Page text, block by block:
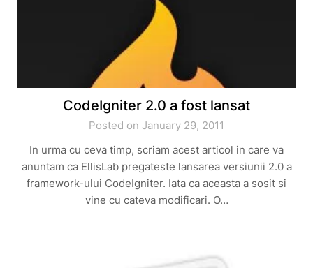
CodeIgniter 2.0 a fost lansat
Posted on January 29, 2011
In urma cu ceva timp, scriam acest articol in care va
anuntam ca EllisLab pregateste lansarea versiunii 2.0 a
framework-ului CodeIgniter. Iata ca aceasta a sosit si
vine cu cateva modificari. O…